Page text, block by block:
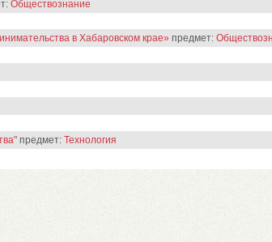
Обществознание
в Хабаровском крае» предмет:
предмет: Технология